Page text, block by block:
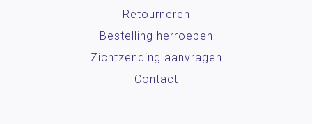
Retourneren
Bestelling herroepen
Zichtzending aanvragen
Contact